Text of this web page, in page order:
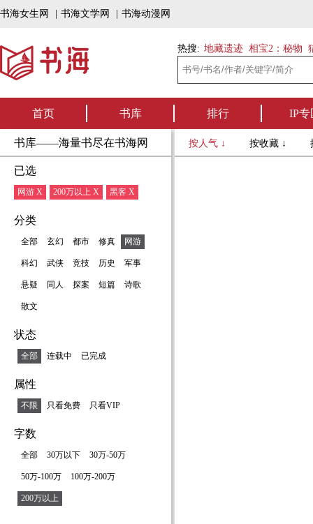
书海女生网 书海文学网 书海动漫网
热搜: 地藏遗迹 相宝2：秘物
首页 书库 排行 IP专
书库——海量书尽在书海网
已选
网游 X 200万以上 X 黑客 X
分类
全部 玄幻 都市 修真 网游
科幻 武侠 竞技 历史 军事
悬疑 同人 探案 短篇 诗歌
散文
状态
全部 连载中 已完成
属性
不限 只看免费 只看VIP
字数
全部 30万以下 30万-50万
50万-100万 100万-200万
200万以上
按人气 ↓ 按收藏 ↓